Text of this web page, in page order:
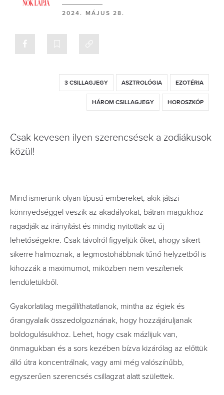
2024. MÁJUS 28.
3 CSILLAGJEGY ASZTROLÓGIA EZOTÉRIA
HÁROM CSILLAGJEGY HOROSZKÓP
Csak kevesen ilyen szerencsések a zodiákusok
közül!
Mind ismerünk olyan típusú embereket, akik játszi
könnyedséggel veszik az akadályokat, bátran magukhoz
ragadják az irányítást és mindig nyitottak az új
lehetőségekre. Csak távolról figyeljük őket, ahogy sikert
sikerre halmoznak, a legmostohábbnak tűnő helyzetből is
kihozzák a maximumot, miközben nem veszítenek
lendületükből.
Gyakorlatilag megállíthatatlanok, mintha az égiek és
őrangyalaik összedolgoznának, hogy hozzájáruljanak
boldogulásukhoz. Lehet, hogy csak mázlijuk van,
önmagukban és a sors kezében bízva kizárólag az előttük
álló útra koncentrálnak, vagy ami még valószínűbb,
egyszerűen szerencsés csillagzat alatt születtek.